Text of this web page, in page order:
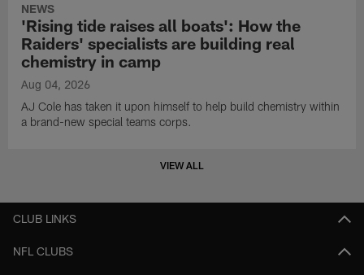
NEWS
'Rising tide raises all boats': How the
Raiders' specialists are building real
chemistry in camp
Aug 04, 2026
AJ Cole has taken it upon himself to help build chemistry within
a brand-new special teams corps.
VIEW ALL
CLUB LINKS
NFL CLUBS